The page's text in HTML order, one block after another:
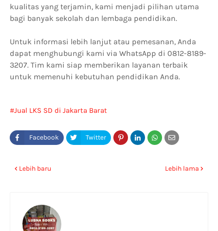
kualitas yang terjamin, kami menjadi pilihan utama
bagi banyak sekolah dan lembaga pendidikan.
Untuk informasi lebih lanjut atau pemesanan, Anda
dapat menghubungi kami via WhatsApp di 0812-8189-
3207. Tim kami siap memberikan layanan terbaik
untuk memenuhi kebutuhan pendidikan Anda.
Jual LKS SD di Jakarta Barat
Lebih baru Lebih lama